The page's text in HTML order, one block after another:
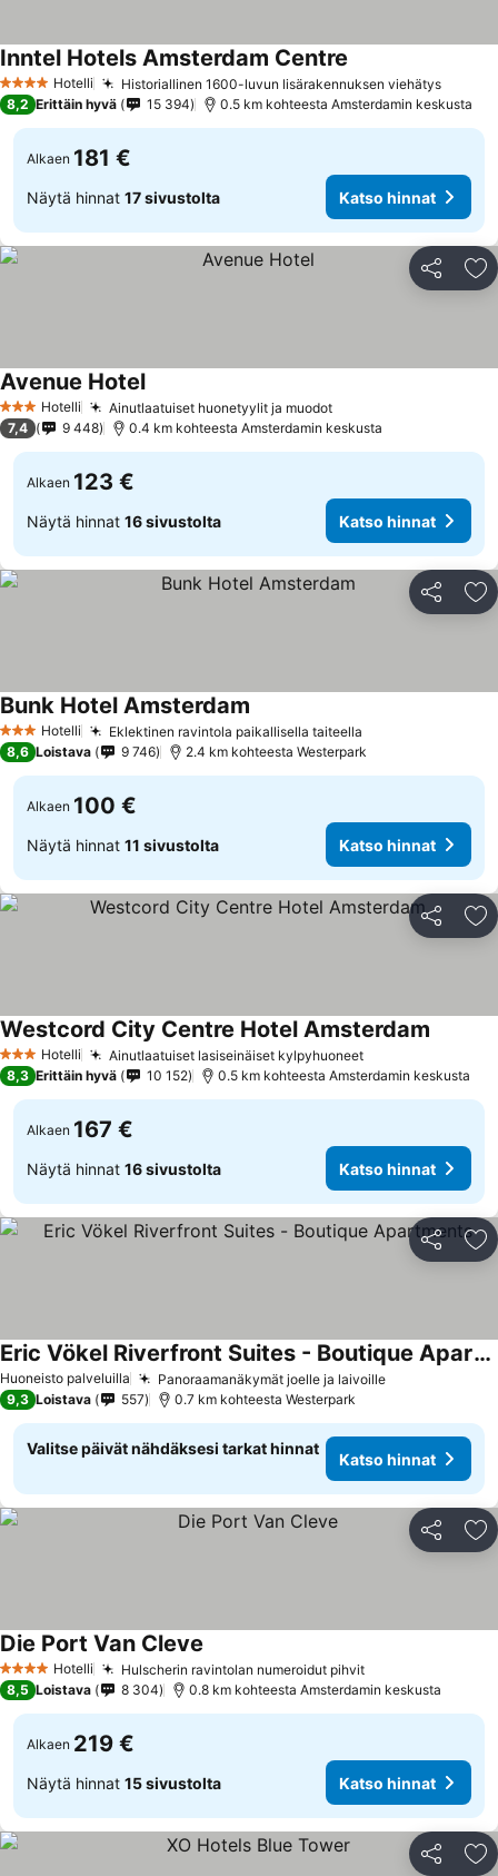
4 Tähtiluokitus
Hotelli Historiallinen 1600-luvun lisärakennuksen viehätys
Inntel Hotels Amsterdam Centre
8,2 Erittäin hyvä 15 394 0.5 km kohteesta Amsterdamin keskusta
Alkaen 181 €
Näytä hinnat 17 sivustolta Katso hinnat
Jaa
3 Tähtiluokitus
Hotelli Ainutlaatuiset huonetyylit ja muodot
Avenue Hotel
7,4 9 448 0.4 km kohteesta Amsterdamin keskusta
Alkaen 123 €
Näytä hinnat 16 sivustolta Katso hinnat
Jaa
3 Tähtiluokitus
Hotelli Eklektinen ravintola paikallisella taiteella
Bunk Hotel Amsterdam
8,6 Loistava 9 746 2.4 km kohteesta Westerpark
Alkaen 100 €
Näytä hinnat 11 sivustolta Katso hinnat
Jaa
3 Tähtiluokitus
Hotelli Ainutlaatuiset lasiseinäiset kylpyhuoneet
Westcord City Centre Hotel Amsterdam
8,3 Erittäin hyvä 10 152 0.5 km kohteesta Amsterdamin keskusta
Alkaen 167 €
Näytä hinnat 16 sivustolta Katso hinnat
Jaa
Huoneisto palveluilla Panoraamanäkymät joelle ja laivoille
Eric Vökel Riverfront Suites - Boutique Apartments
9,3 Loistava 557 0.7 km kohteesta Westerpark
Valitse päivät nähdäksesi tarkat hinnat
Katso hinnat
Jaa
4 Tähtiluokitus
Hotelli Hulscherin ravintolan numeroidut pihvit
Die Port Van Cleve
8,5 Loistava 8 304 0.8 km kohteesta Amsterdamin keskusta
Alkaen 219 €
Näytä hinnat 15 sivustolta Katso hinnat
Jaa